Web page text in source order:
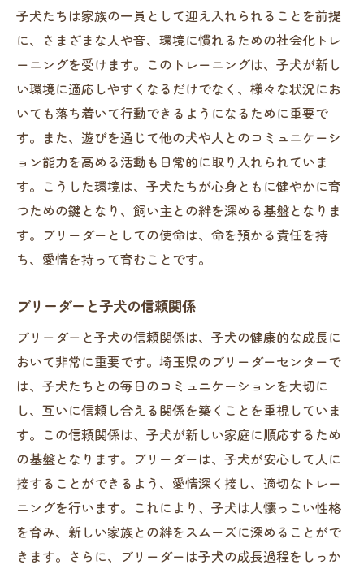
社会化期間における重要なポイント
他の犬との交流がもたらす効果
スタッフとのコミュニケーションの価値
安心感を与えるための工夫
人懐っこい性格に育つ秘訣
新しい家庭に馴染むための準備
ブリーダーが支える子犬の健康と愛らしさの両
立
健康と性格のバランスを保つ方法
ブリーダーのこだわりと取り組み
子犬の個性を尊重する育て方
ブリーダーとしての誇りと使命
新しい家庭へのスムーズな移行
埼玉県で見つける、愛情深く育てられた子犬た
ち
理想のペットを選ぶためのポイント
健康で幸せな生活を送るために
ブリーダーセンターの子犬の特徴
購入前に知っておくべきこと
適切な飼い主を見つけるためのサポート
子犬たちは家族の一員として迎え入れられることを前提
に、さまざまな人や音、環境に慣れるための社会化トレ
ーニングを受けます。このトレーニングは、子犬が新し
い環境に適応しやすくなるだけでなく、様々な状況にお
いても落ち着いて行動できるようになるために重要で
す。また、遊びを通じて他の犬や人とのコミュニケーシ
ョン能力を高める活動も日常的に取り入れられていま
す。こうした環境は、子犬たちが心身ともに健やかに育
つための鍵となり、飼い主との絆を深める基盤となりま
す。ブリーダーとしての使命は、命を預かる責任を持
ち、愛情を持って育むことです。
ブリーダーと子犬の信頼関係
ブリーダーと子犬の信頼関係は、子犬の健康的な成長に
おいて非常に重要です。埼玉県のブリーダーセンターで
は、子犬たちとの毎日のコミュニケーションを大切に
し、互いに信頼し合える関係を築くことを重視していま
す。この信頼関係は、子犬が新しい家庭に順応するため
の基盤となります。ブリーダーは、子犬が安心して人に
接することができるよう、愛情深く接し、適切なトレー
ニングを行います。これにより、子犬は人懐っこい性格
を育み、新しい家族との絆をスムーズに深めることがで
きます。さらに、ブリーダーは子犬の成長過程をしっか